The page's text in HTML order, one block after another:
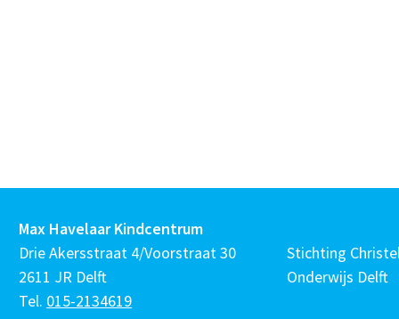
Max Havelaar Kindcentrum
Drie Akersstraat 4/Voorstraat 30
2611 JR Delft
Tel. 015-2134619
Stichting
Onderwijs Delft